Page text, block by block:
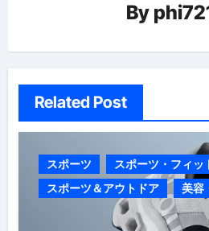
By
Related Post
スポーツ
スポーツ・フィッ
スポーツ＆アウトドア
美容